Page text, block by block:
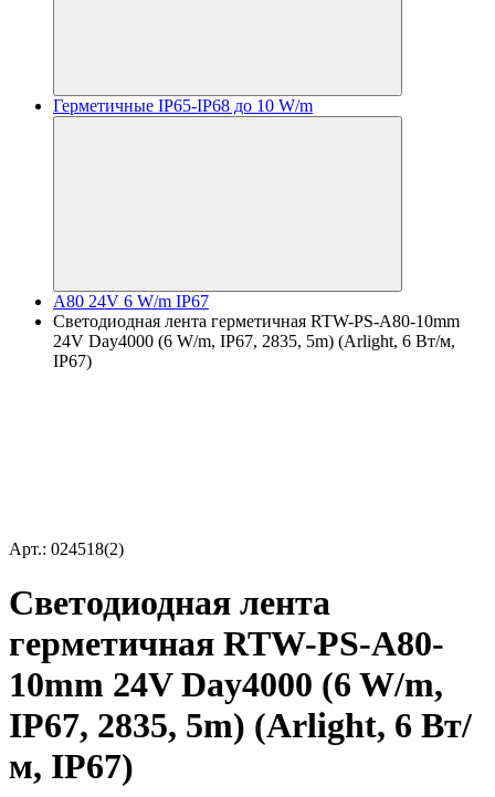
Герметичные IP65-IP68 до 10 W/m
A80 24V 6 W/m IP67
Светодиодная лента герметичная RTW-PS-A80-10mm
24V Day4000 (6 W/m, IP67, 2835, 5m) (Arlight, 6 Вт/м,
IP67)
Арт.: 024518(2)
Светодиодная лента
герметичная RTW-PS-A80-
10mm 24V Day4000 (6 W/m,
IP67, 2835, 5m) (Arlight, 6 Вт/
м, IP67)